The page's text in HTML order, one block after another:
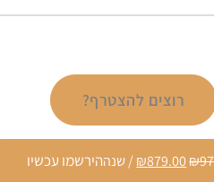
רוצים להצטרף?
₪
₪879.00 / שנההירשמו עכשיו